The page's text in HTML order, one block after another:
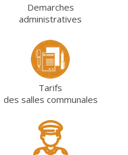
Demarches
administratives
Tarifs
des salles communales